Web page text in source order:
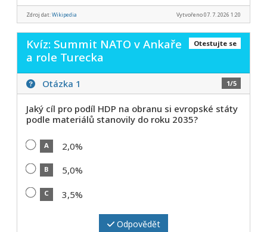
Vytvořeno 07. 7. 2026 1:20
Zdroj dat:Wikipedia
Otestujte se
Kvíz: Summit NATO v Ankaře
a role Turecka
Otázka 1 1/5
Jaký cíl pro podíl HDP na obranu si evropské státy
podle materiálů stanovily do roku 2035?
A 2,0%
B 5,0%
C 3,5%
Odpovědět